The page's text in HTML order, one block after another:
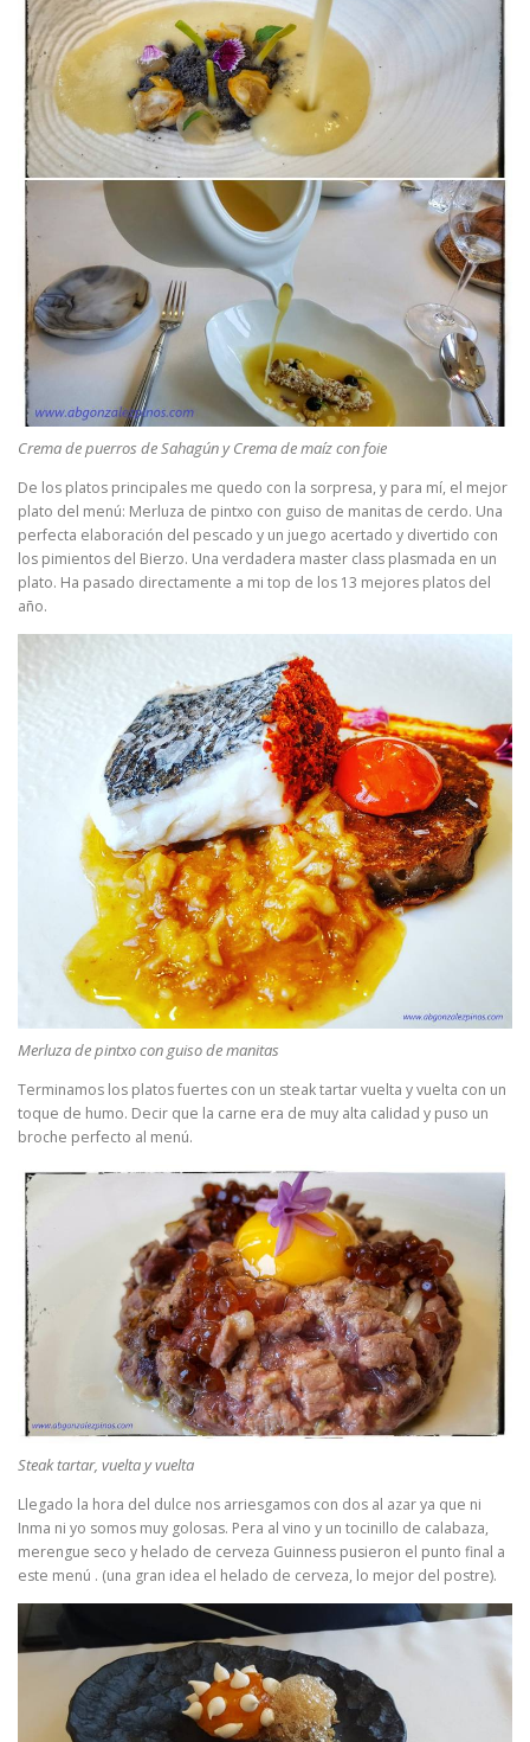
Crema de puerros de Sahagún y Crema de maíz con foie
De los platos principales me quedo con la sorpresa, y para mí, el mejor
plato del menú: Merluza de pintxo con guiso de manitas de cerdo. Una
perfecta elaboración del pescado y un juego acertado y divertido con
los pimientos del Bierzo. Una verdadera master class plasmada en un
plato. Ha pasado directamente a mi top de los 13 mejores platos del
año.
Merluza de pintxo con guiso de manitas
Terminamos los platos fuertes con un steak tartar vuelta y vuelta con un
toque de humo. Decir que la carne era de muy alta calidad y puso un
broche perfecto al menú.
Steak tartar, vuelta y vuelta
Llegado la hora del dulce nos arriesgamos con dos al azar ya que ni
Inma ni yo somos muy golosas. Pera al vino y un tocinillo de calabaza,
merengue seco y helado de cerveza Guinness pusieron el punto final a
este menú . (una gran idea el helado de cerveza, lo mejor del postre).